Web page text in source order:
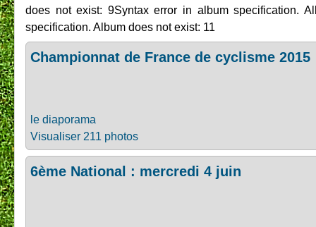
does not exist: 9Syntax error in album specification.
specification. Album does not exist: 11
Championnat de France de cyclisme 2015
le diaporama
Visualiser 211 photos
6ème National : mercredi 4 juin